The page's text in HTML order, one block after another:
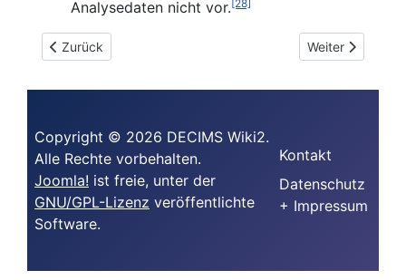
Analysedaten nicht vor.[28]
Vorheriger Beitrag: Schwächen von Prognosestudien bei MS
Zurück Nächster
Weiter
Copyright © 2026 DECIMS Wiki2.
Alle Rechte vorbehalten.
Joomla! ist freie, unter der
GNU/GPL-Lizenz veröffentlichte
Software.
Kontakt
Datenschutz
+ Impressum